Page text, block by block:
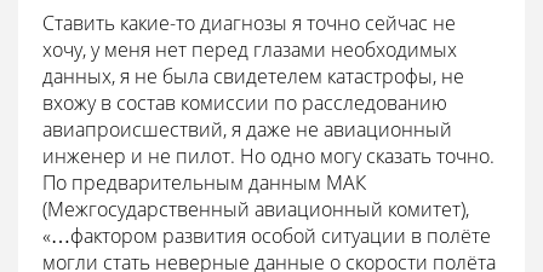
Ставить какие-то диагнозы я точно сейчас не
хочу, у меня нет перед глазами необходимых
данных, я не была свидетелем катастрофы, не
вхожу в состав комиссии по расследованию
авиапроисшествий, я даже не авиационный
инженер и не пилот. Но одно могу сказать точно.
По предварительным данным МАК
(Межгосударственный авиационный комитет),
«…фактором развития особой ситуации в полёте
могли стать неверные данные о скорости полёта